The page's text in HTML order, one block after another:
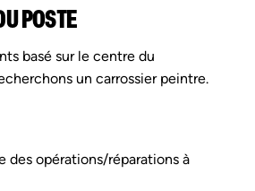
POSTE
basé sur le centre du
un carrossier peintre.
des opérations/réparations à